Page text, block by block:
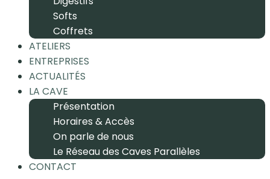
Softs
Coffrets
ATELIERS
ENTREPRISES
ACTUALITÉS
LA CAVE
Présentation
Horaires & Accès
On parle de nous
Le Réseau des Caves Parallèles
CONTACT